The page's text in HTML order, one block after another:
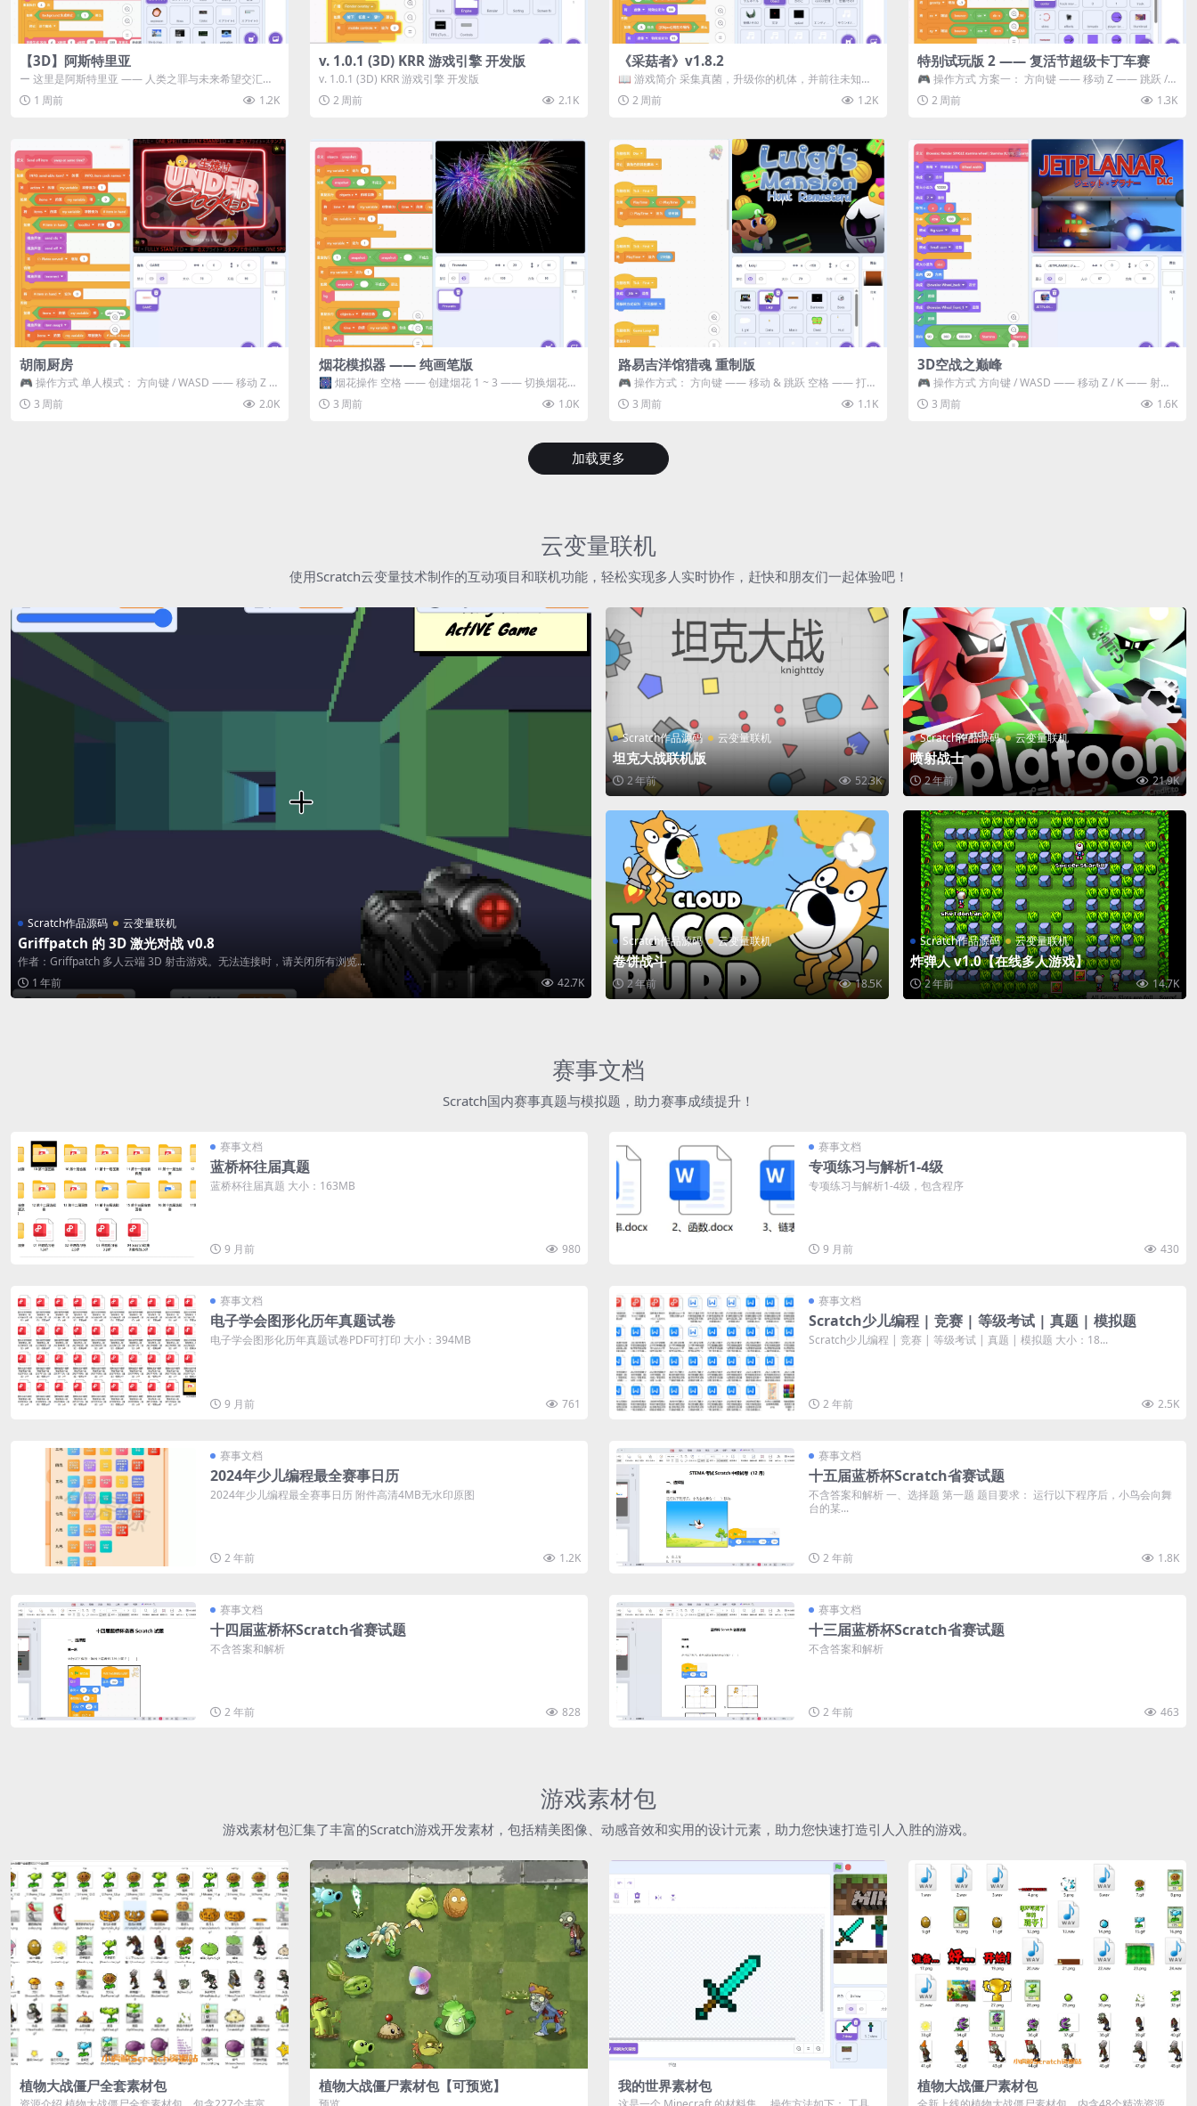
【3D】阿斯特里亚
ー 这里是阿斯特里亚 —— 人类之罪与未来希望交汇之
地 📖 游戏简介 《阿斯特里...
1 周前 1.2K
v. 1.0.1 (3D) KRR 游戏引擎 开发版
v. 1.0.1 (3D) KRR 游戏引擎 开发版
2 周前
2.1K
《采菇者》v1.8.2
📖 游戏简介 采集真菌，升级你的机体，并前往未知领
域探索。 这是一款静谧的探索冒...
2 周前 1.2K
特别试玩版 2 —— 复活节超级卡丁车赛
🎮 操作方式 方案一： 方向键 —— 移动 Z —— 跳跃 /
漂移 方案二： ...
2 周前 1.3K
胡闹厨房
🎮 操作方式 单人模式： 方向键 / WASD —— 移动 Z /
K —— 抓...
3 周前 2.0K
烟花模拟器 —— 纯画笔版
🎆 烟花操作 空格 —— 创建烟花 1 ~ 3 —— 切换烟花类
型 普通烟花 嘶...
3 周前 1.0K
路易吉洋馆猎魂 重制版
🎮 操作方式： 方向键 —— 移动 & 跳跃 空格 —— 打开
宝箱 将你...
3 周前 1.1K
3D空战之巅峰
🎮 操作方式 方向键 / WASD —— 移动 Z / K —— 射击 /
攻击...
3 周前 1.6K
加载更多
云变量联机
使用Scratch云变量技术制作的互动项目和联机功能，轻松实现多人实时协作，赶快和朋友们一起体验吧！
Scratch作品源码 云变量联机
Griffpatch 的 3D 激光对战 v0.8
作者：Griffpatch 多人云端 3D 射击游戏。无法连接时，请关闭所有浏览...
1 年前
42.7K
Scratch作品源码 云变量联机
坦克大战联机版
2 年前 52.3K
Scratch作品源码 云变量联机
喷射战士
2 年前 21.9K
Scratch作品源码 云变量联机
卷饼战斗
2 年前 18.5K
Scratch作品源码 云变量联机
炸弹人 v1.0【在线多人游戏】
2 年前 14.7K
赛事文档
Scratch国内赛事真题与模拟题，助力赛事成绩提升！
赛事文档
蓝桥杯往届真题
蓝桥杯往届真题 大小：163MB
9 月前 980
赛事文档
专项练习与解析1-4级
专项练习与解析1-4级，包含程序
9 月前 430
赛事文档
电子学会图形化历年真题试卷
电子学会图形化历年真题试卷PDF可打印 大小：394MB
9 月前 761
赛事文档
Scratch少儿编程 | 竞赛 | 等级考试 | 真题 | 模拟题
Scratch少儿编程 | 竞赛 | 等级考试 | 真题 | 模拟题 大小：18...
2 年前 2.5K
赛事文档
2024年少儿编程最全赛事日历
2024年少儿编程最全赛事日历 附件高清4MB无水印原图
2 年前 1.2K
赛事文档
十五届蓝桥杯Scratch省赛试题
不含答案和解析 一、选择题 第一题 题目要求： 运行以下程序后，小鸟会向舞
台的某...
2 年前 1.8K
赛事文档
十四届蓝桥杯Scratch省赛试题
不含答案和解析
2 年前 828
赛事文档
十三届蓝桥杯Scratch省赛试题
不含答案和解析
2 年前 463
游戏素材包
游戏素材包汇集了丰富的Scratch游戏开发素材，包括精美图像、动感音效和实用的设计元素，助力您快速打造引人入胜的游戏。
植物大战僵尸全套素材包 植物大战僵尸素材包【可预览】 我的世界素材包 植物大战僵尸素材包